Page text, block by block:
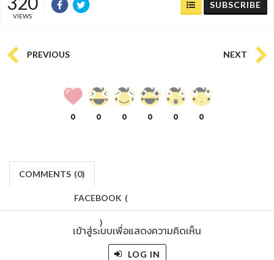
VIEWS
SUBSCRIBE
PREVIOUS NEXT
0 0 0 0 0 0
COMMENTS (0)
FACEBOOK (
)
เข้าสู่ระบบเพื่อแสดงความคิดเห็น
LOG IN